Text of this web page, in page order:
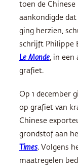
toen de Chinese
aankondigde
ging herzien,
schrijft Philippe
Le Monde , in
grafiet.
Op 1 december
op grafiet van
Chinese
grondstof aan
Times. Volgens
maatregelen